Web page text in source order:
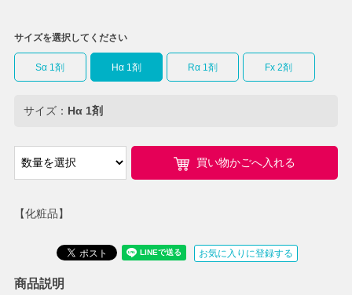
【化粧品】
サイズを選択してください
Sα 1剤 Hα 1剤 Rα 1剤 Fx 2剤
サイズ： Hα 1剤
買い物かごへ入れる
お気に入りに登録する
商品説明